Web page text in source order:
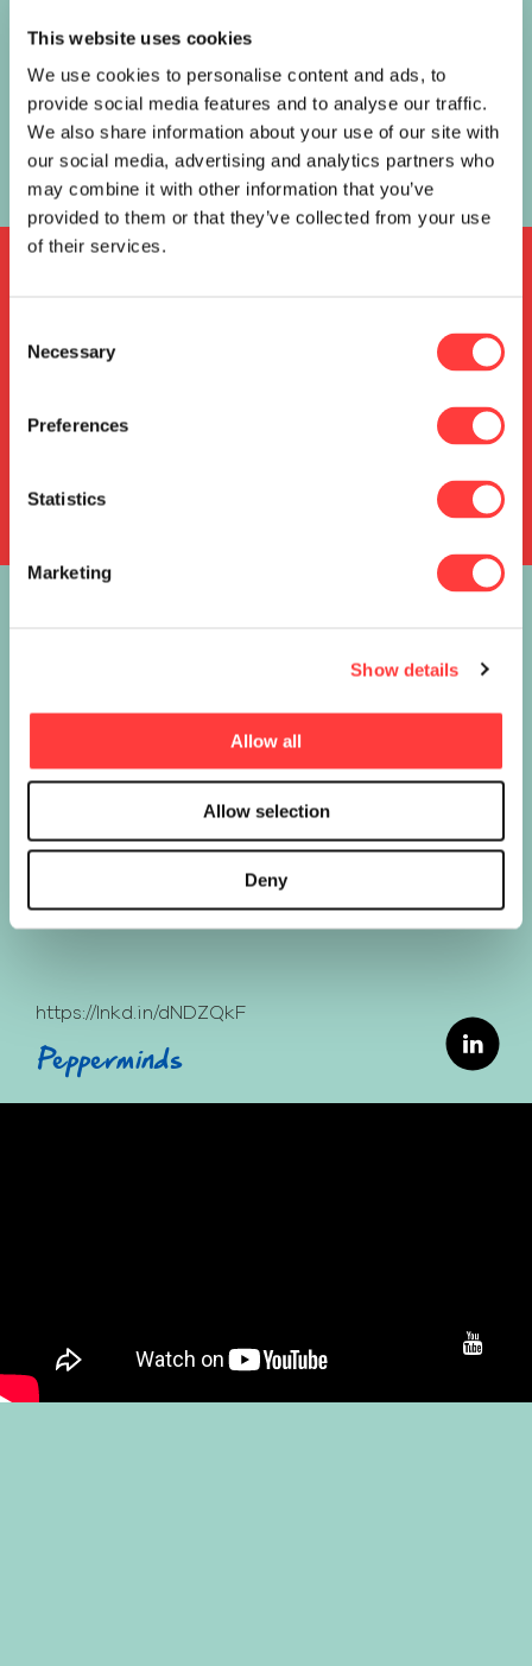
This website uses cookies
We use cookies to personalise content and ads, to
provide social media features and to analyse our traffic.
We also share information about your use of our site with
our social media, advertising and analytics partners who
may combine it with other information that you’ve
provided to them or that they’ve collected from your use
of their services.
Selection
Necessary
Preferences
Statistics
Marketing
Show details
Allow all
Allow selection
Deny
mooie hoofdkantoor in Haarlem? Check de
volledige vacature op onze website >>
https://bit.ly/2VEXxw0
Pepperminds
importantly, go into
the world and do
Minor Myers
https://lnkd.in/dNDZQkF
Pepperminds